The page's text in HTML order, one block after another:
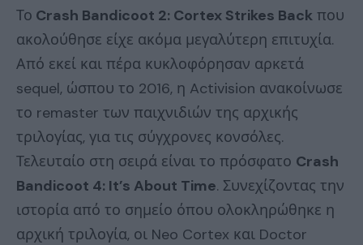
Το Crash Bandicoot 2: Cortex Strikes Back που
ακολούθησε είχε ακόμα μεγαλύτερη επιτυχία.
Από εκεί και πέρα κυκλοφόρησαν αρκετά
sequel, ώσπου το 2016, η Activision ανακοίνωσε
το remaster των παιχνιδιών της αρχικής
τριλογίας, για τις σύγχρονες κονσόλες.
Τελευταίο στη σειρά είναι το πρόσφατο Crash
Bandicoot 4: It’s About Time. Συνεχίζοντας την
ιστορία από το σημείο όπου ολοκληρώθηκε η
αρχική τριλογία, οι Neo Cortex και Doctor